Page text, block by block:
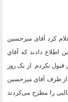
کرد آقای میرحسین
دادند که آقاي
نکردم. از یک روز
از طرف آقاي میرحسین
را مطرح می‌کردند